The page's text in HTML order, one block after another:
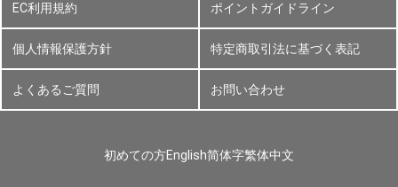
EC利用規約 ポイントガイドライン
個人情報保護方針 特定商取引法に基づく表記
よくあるご質問 お問い合わせ
初めての方English简体字繁体中文